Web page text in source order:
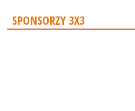
SPONSORZY 3X3